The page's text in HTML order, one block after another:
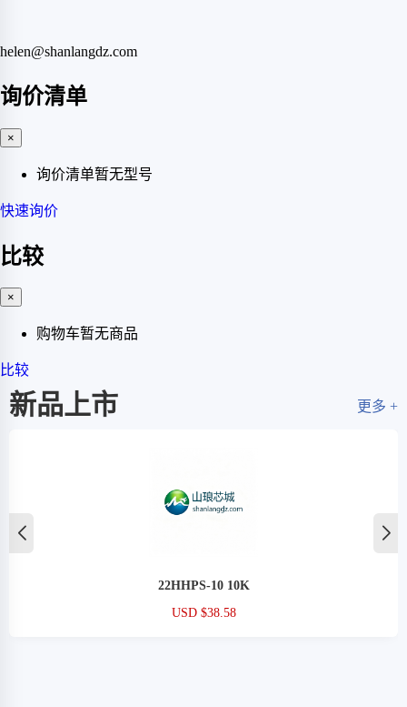
helen@shanlangdz.com
询价清单
×
询价清单暂无型号
快速询价
比较
×
购物车暂无商品
比较
新品上市 更多 +
22HHPS-10 10K
USD $38.58